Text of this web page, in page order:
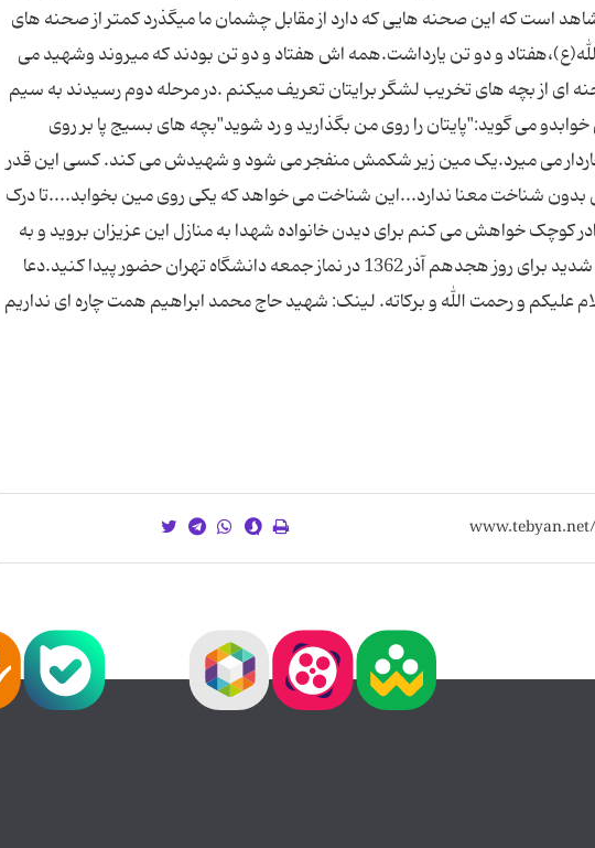
است که این صحنه هایی که دارد از مقابل چشمان ما میگذرد کمتر از صحنه های
و دو تن یارداشت.همه اش هفتاد و دو تن بودند که میروند وشهید می
ای از بچه های تخریب لشگر برایتان تعریف میکنم .در مرحله دوم رسیدند به سیم
می گوید:"پایتان را روی من بگذارید و رد شوید"بچه های بسیج پا بر روی
می میرد.یک مین زیر شکمش منفجر می شود و شهیدش می کند. کسی این قدر
شناخت معنا ندارد...این شناخت می خواهد که یکی روی مین بخوابد....تا درک
کوچک خواهش می کنم برای دیدن خانواده شهدا به منازل این عزیزان بروید و به
آنها سر کشی کنید.ان شاءالله راهی تهران که شدید برای روز هجدهم آذر 1362 در نماز جمعه دانشگاه تهران حضور پیدا کنید.دعا
علیکم و رحمت الله و برکاته. لینک: شهید حاج محمد ابراهیم همت چاره ای نداریم